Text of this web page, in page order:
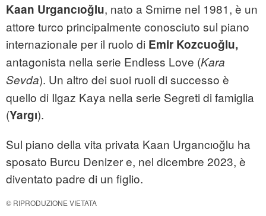
Kaan Urgancıoğlu, nato a Smirne nel 1981, è un
attore turco principalmente conosciuto sul piano
internazionale per il ruolo di Emir Kozcuoğlu,
antagonista nella serie Endless Love (Kara
Sevda). Un altro dei suoi ruoli di successo è
quello di Ilgaz Kaya nella serie Segreti di famiglia
(Yargı).
Sul piano della vita privata Kaan Urgancıoğlu ha
sposato Burcu Denizer e, nel dicembre 2023, è
diventato padre di un figlio.
© RIPRODUZIONE VIETATA